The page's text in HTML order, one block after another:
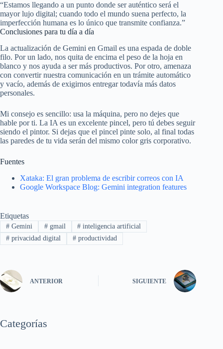
“Estamos llegando a un punto donde ser auténtico será el
mayor lujo digital; cuando todo el mundo suena perfecto, la
imperfección humana es lo único que transmite confianza.”
Conclusiones para tu día a día
La actualización de Gemini en Gmail es una espada de doble
filo. Por un lado, nos quita de encima el peso de la hoja en
blanco y nos ayuda a ser más productivos. Por otro, amenaza
con convertir nuestra comunicación en un trámite automático
y vacío, además de exigirnos entregar todavía más datos
personales.
Mi consejo es sencillo: usa la máquina, pero no dejes que
hable por ti. La IA es un excelente pincel, pero tú debes seguir
siendo el pintor. Si dejas que el pincel pinte solo, al final todas
las paredes de tu vida serán del mismo color gris corporativo.
Fuentes
Xataka: El gran problema de escribir correos con IA
Google Workspace Blog: Gemini integration features
Etiquetas
#Gemini #gmail # inteligencia artificial
#privacidad digital #productividad
ANTERIOR SIGUIENTE
Categorías